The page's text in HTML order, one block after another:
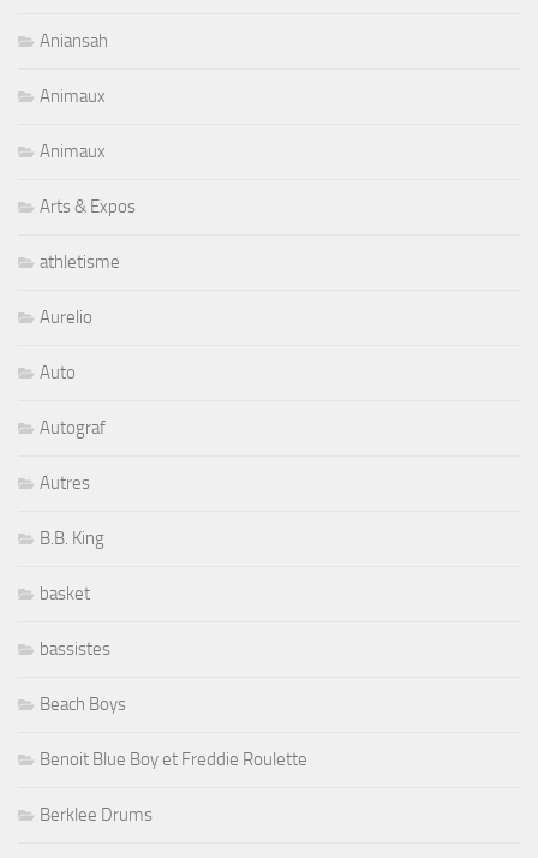
Aniansah
Animaux
Animaux
Arts & Expos
athletisme
Aurelio
Auto
Autograf
Autres
B.B. King
basket
bassistes
Beach Boys
Benoit Blue Boy et Freddie Roulette
Berklee Drums